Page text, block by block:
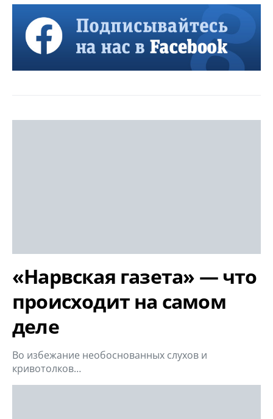
«Нарвская газета» — что
происходит на самом
деле
Во избежание необоснованных слухов и
кривотолков…